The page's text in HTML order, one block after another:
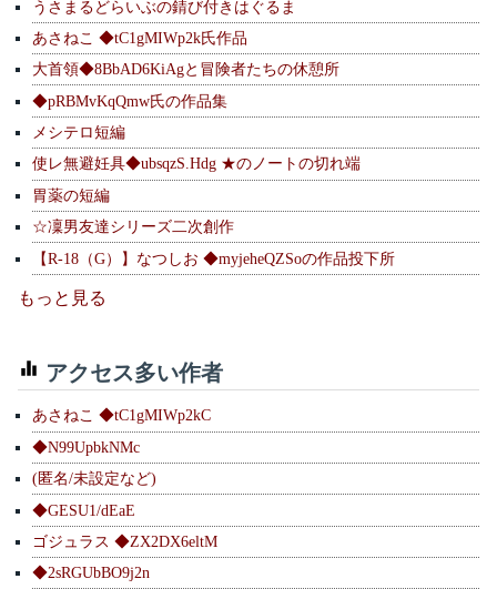
うさまるどらいぶの錆び付きはぐるま
あさねこ ◆tC1gMIWp2k氏作品
大首領◆8BbAD6KiAgと冒険者たちの休憩所
◆pRBMvKqQmw氏の作品集
メシテロ短編
使レ無避妊具◆ubsqzS.Hdg ★のノートの切れ端
胃薬の短編
☆凜男友達シリーズ二次創作
【R-18（G）】なつしお ◆myjeheQZSoの作品投下所
もっと見る
アクセス多い作者
あさねこ ◆tC1gMIWp2kC
◆N99UpbkNMc
(匿名/未設定など)
◆GESU1/dEaE
ゴジュラス ◆ZX2DX6eltM
◆2sRGUbBO9j2n